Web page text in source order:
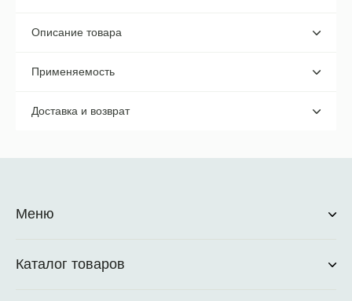
Описание товара
Применяемость
Доставка и возврат
Меню
Каталог товаров